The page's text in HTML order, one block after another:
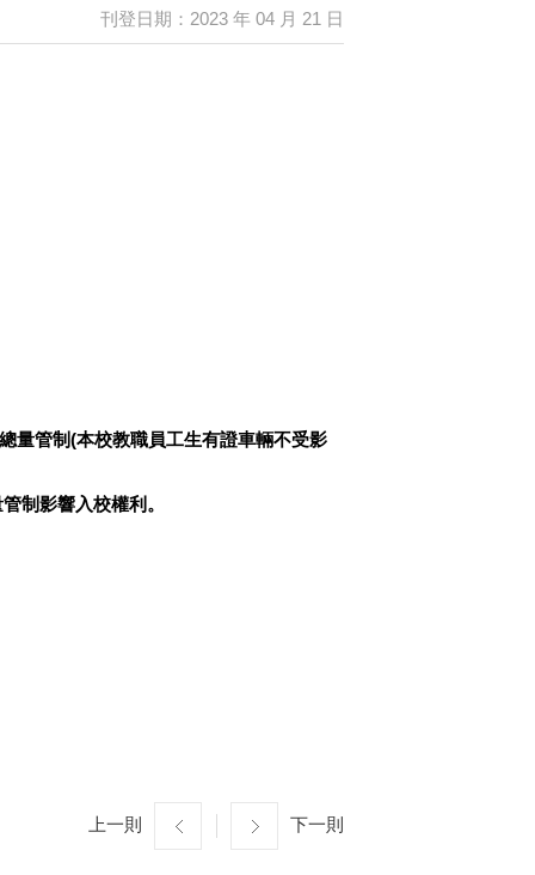
刊登日期：2023 年 04 月 21 日
量管制(本校教職員工生有證車輛不受影
制影響入校權利。
上一則 下一則